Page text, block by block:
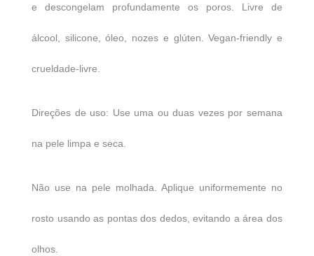
e descongelam profundamente os poros. Livre de
álcool, silicone, óleo, nozes e glúten. Vegan-friendly e
crueldade-livre.
Direções de uso: Use uma ou duas vezes por semana
na pele limpa e seca.
Não use na pele molhada. Aplique uniformemente no
rosto usando as pontas dos dedos, evitando a área dos
olhos.